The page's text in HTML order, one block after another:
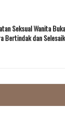
Seksual Wanita
Bertindak dan